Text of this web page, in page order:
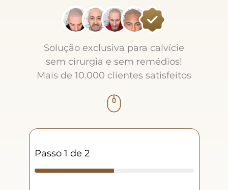
Solução exclusiva para calvície
sem cirurgia e sem remédios!
Mais de 10.000 clientes satisfeitos
Passo 1 de 2